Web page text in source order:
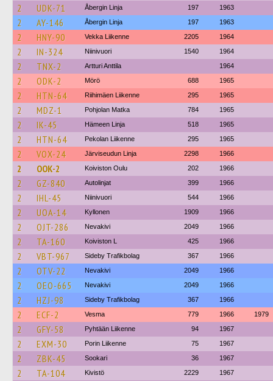
2 UDK-71 Åbergin Linja 197 1963
2 AY-146 Åbergin Linja 197 1963
2 HNY-90 Vekka Liikenne 2205 1964
2 IN-324 Niinivuori 1540 1964
2 TNX-2 Artturi Anttila 1964
2 ODK-2 Mörö 688 1965
2 HTN-64 Riihimäen Liikenne 295 1965
2 MDZ-1 Pohjolan Matka 784 1965
2 IK-45 Hämeen Linja 518 1965
2 HTN-64 Pekolan Liikenne 295 1965
2 VOX-24 Järviseudun Linja 2298 1966
2 OOK-2 Koiviston Oulu 202 1966
2 GZ-840 Autolinjat 399 1966
2 IHL-45 Niinivuori 544 1966
2 UOA-14 Kyllonen 1909 1966
2 OJT-286 Nevakivi 2049 1966
2 TA-160 Koiviston L 425 1966
2 VBT-967 Sideby Trafikbolag 367 1966
2 OTV-22 Nevakivi 2049 1966
2 OEO-665 Nevakivi 2049 1966
2 HZJ-98 Sideby Trafikbolag 367 1966
2 ECF-2 Vesma 779 1966 1979
2 GFY-58 Pyhtään Liikenne 94 1967
2 EXM-30 Porin Liikenne 75 1967
2 ZBK-45 Sookari 36 1967
2 TA-104 Kivistö 2229 1967